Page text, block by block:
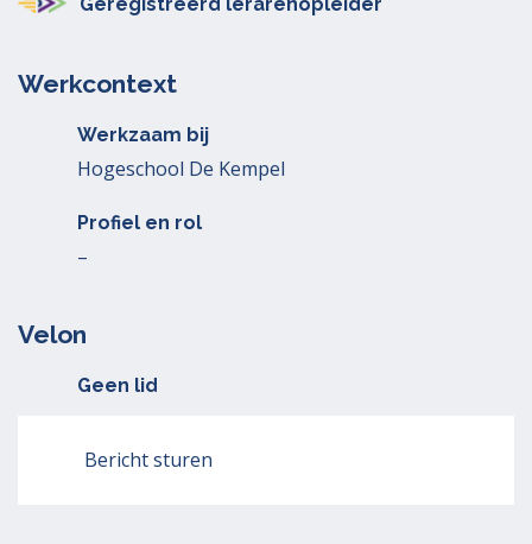
Werkcontext
Werkzaam bij
Hogeschool De Kempel
Profiel en rol
–
Velon
Geen lid
Bericht sturen